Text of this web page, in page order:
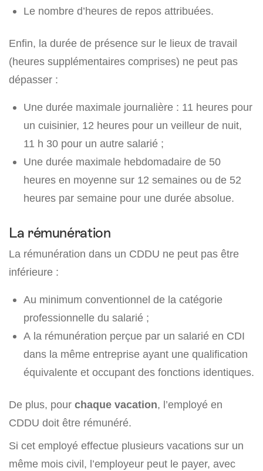
Le nombre d’heures de repos attribuées.
Enfin, la durée de présence sur le lieux de travail
(heures supplémentaires comprises) ne peut pas
dépasser :
Une durée maximale journalière : 11 heures pour
un cuisinier, 12 heures pour un veilleur de nuit,
11 h 30 pour un autre salarié ;
Une durée maximale hebdomadaire de 50
heures en moyenne sur 12 semaines ou de 52
heures par semaine pour une durée absolue.
La rémunération
La rémunération dans un CDDU ne peut pas être
inférieure :
Au minimum conventionnel de la catégorie
professionnelle du salarié ;
A la rémunération perçue par un salarié en CDI
dans la même entreprise ayant une qualification
équivalente et occupant des fonctions identiques.
De plus, pour chaque vacation, l’employé en
CDDU doit être rémunéré.
Si cet employé effectue plusieurs vacations sur un
même mois civil, l’employeur peut le payer, avec